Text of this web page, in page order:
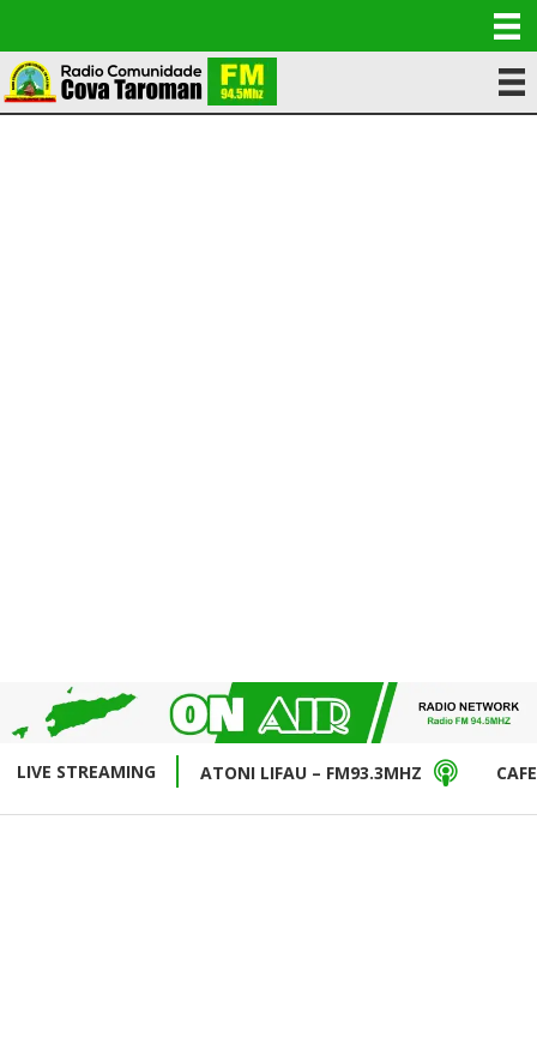
LIVE STREAMING ATONI LIFAU – FM93.3MHZ